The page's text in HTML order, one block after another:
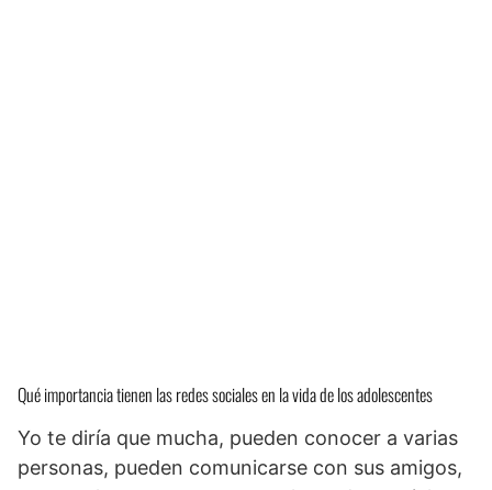
Qué importancia tienen las redes sociales en la vida de los adolescentes
Yo te diría que mucha, pueden conocer a varias
personas, pueden comunicarse con sus amigos,